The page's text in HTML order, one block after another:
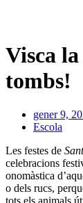
Visca la
tombs!
gener 9,
Escola
Les festes de
celebracions
onomàstica
o dels rucs,
tots els animals